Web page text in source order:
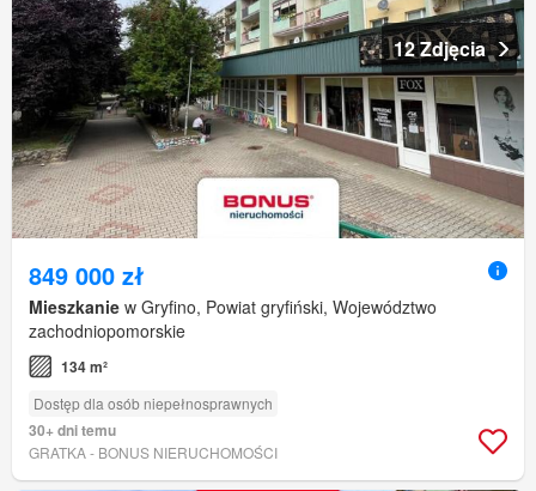
12 Zdjęcia
849 000 zł
Mieszkanie w Gryfino, Powiat gryfiński, Województwo
zachodniopomorskie
134 m²
Dostęp dla osób niepełnosprawnych
30+ dni temu
GRATKA - BONUS NIERUCHOMOŚCI